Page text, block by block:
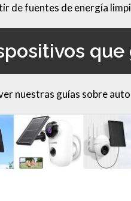
de fuentes de energía
nuestras guías sobre